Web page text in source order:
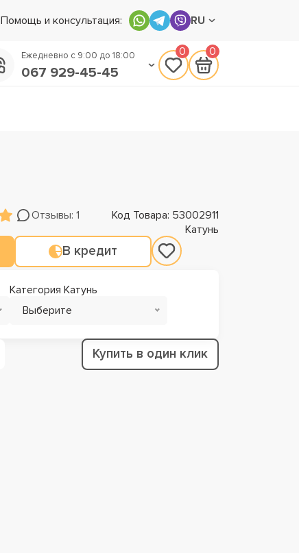
Помощь и консультация: RU
Ежедневно с 9:00 до 18:00
067 929-45-45
0 0
Отзывы: 1 Код Товара: 53002911
Катунь
В кредит
Категория Катунь
Выберите
Купить в один клик